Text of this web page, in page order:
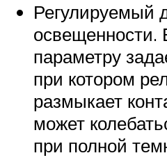
Регулируемый
освещенности.
параметру
при котором
размыкает
может
при полной